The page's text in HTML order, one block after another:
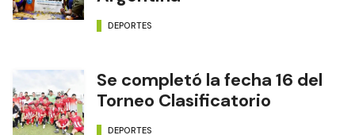
DEPORTES
Se completó la fecha 16 del
Torneo Clasificatorio
DEPORTES